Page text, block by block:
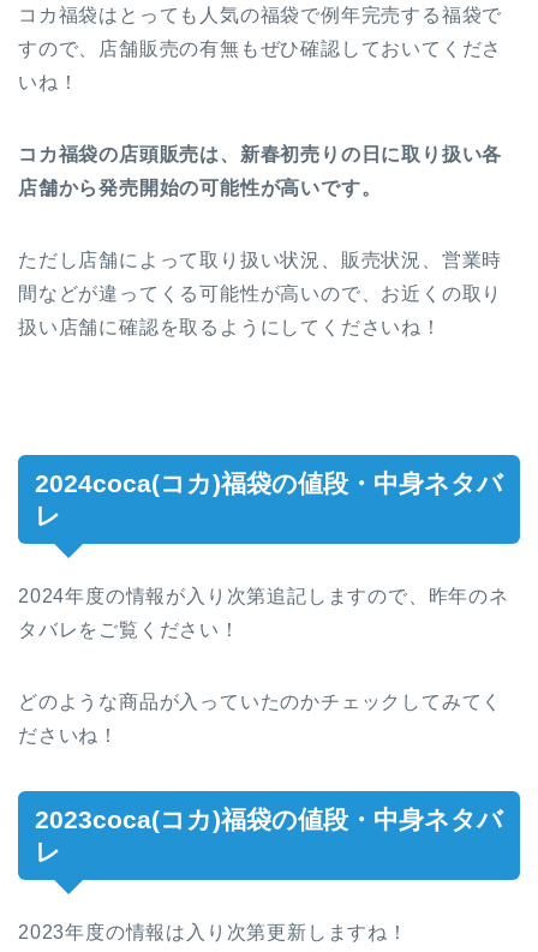
コカ福袋はとっても人気の福袋で例年完売する福袋で
すので、店舗販売の有無もぜひ確認しておいてくださ
いね！
コカ福袋の店頭販売は、新春初売りの 日に取り扱い各
店舗から発売開始の可能性が高いです。
ただし店舗によって取り扱い状況、販売状況、営業時
間などが違ってくる可能性が高いので、お近くの取り
扱い店舗に確認を取るようにしてくださいね！
2024coca(コカ)福袋の値段・中身ネタバ
レ
2024年度の情報が入り次第追記しますので、昨年のネ
タバレをご覧ください！
どのような商品が入っていたのかチェックしてみてく
ださいね！
2023coca(コカ)福袋の値段・中身ネタバ
レ
2023年度の情報は入り次第更新しますね！